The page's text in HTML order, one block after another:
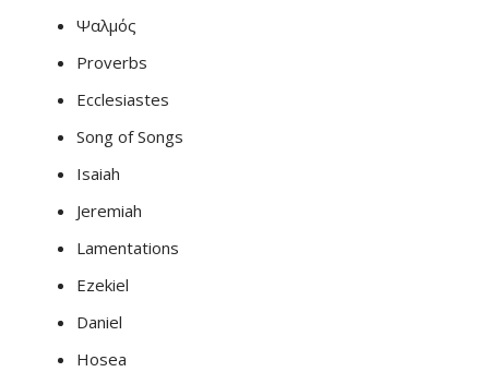
Ψαλμός
Proverbs
Ecclesiastes
Song of Songs
Isaiah
Jeremiah
Lamentations
Ezekiel
Daniel
Hosea